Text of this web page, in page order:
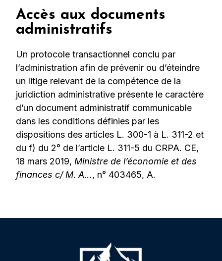
Accès aux documents
administratifs
Un protocole transactionnel conclu par
l’administration afin de prévenir ou d’éteindre
un litige relevant de la compétence de la
juridiction administrative présente le caractère
d’un document administratif communicable
dans les conditions définies par les
dispositions des articles L. 300-1 à L. 311-2 et
du f) du 2° de l’article L. 311-5 du CRPA. CE,
18 mars 2019, Ministre de l’économie et des
finances c/ M. A…, n° 403465, A.